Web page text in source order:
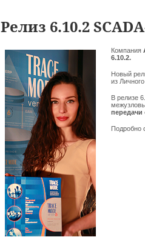
Релиз 6.10.2
Компания
6.10.2.
Новый
из
В релизе
передачи
Подробно